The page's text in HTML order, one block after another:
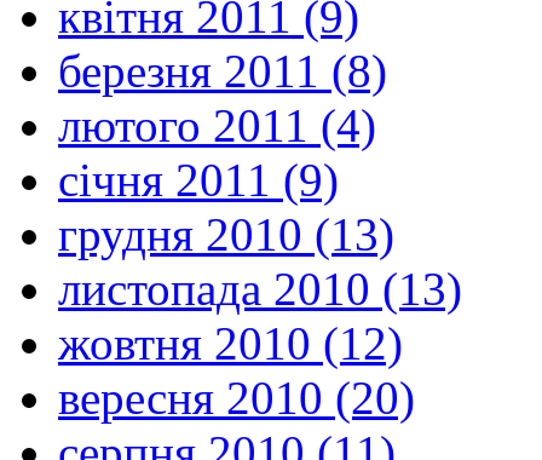
квітня 2011 (9)
березня 2011 (8)
лютого 2011 (4)
січня 2011 (9)
грудня 2010 (13)
листопада 2010 (13)
жовтня 2010 (12)
вересня 2010 (20)